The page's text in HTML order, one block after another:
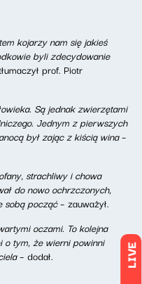
LIVE
kojarzy nam się jakieś
byli zdecydowanie
prof. Piotr
Są jednak zwierzętami
Jednym z pierwszych
był zając z kiścią wina–
strachliwy i chowa
do nowo ochrzczonych,
sobą począć– zauważył.
oczami. To kolejna
o tym, że wierni powinni
– dodał.